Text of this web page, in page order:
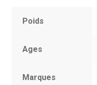
Poids
Ages
Marques